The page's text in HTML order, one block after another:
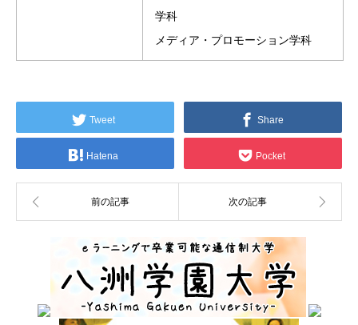
学科
メディア・プロモーション学科
Tweet Share
Hatena Pocket